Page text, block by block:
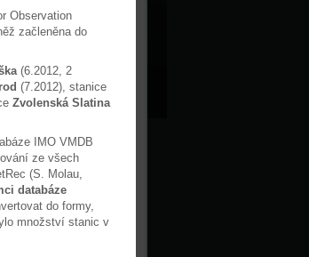
Observation
začleněna do
(6.2012, 2
(7.2012), stanice
Zvolenská Slatina
IMO VMDB
ze všech
(S. Molau,
databáze
do formy,
množství stanic v